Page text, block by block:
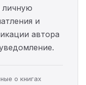
личную
и
автора
о книгах